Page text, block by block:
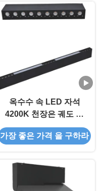
옥수수 속 LED 자석
4200K 천장은 궤도 점
화를 거치했습니다
가장 좋은 가격 을 구하라